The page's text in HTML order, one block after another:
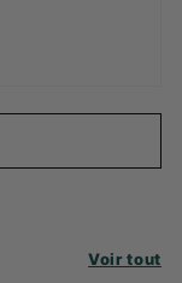
Voir tout